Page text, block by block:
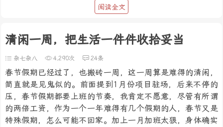
阅读全文
清闲一周，把生活一件件收拾妥当
杂七杂八 4,290次 24条
春节假期已经过了，也搬砖一周，这一周算是难得的清闲，
简直就是见鬼似的。前面提到1月份项目驻场，后来不停的
压，春节假期都要上班的节奏，我肯定不愿意，尽管有所谓
的两倍工资，作为一个一年难得有几个假期的人，春节又是
特殊假期，怎么可能不回家。加上一月加班太狠，身体确实